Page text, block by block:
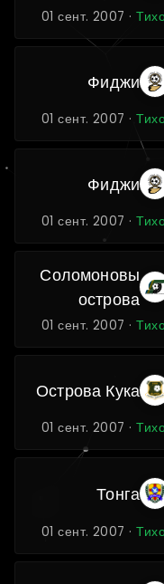
01 сент. 2007 ·
Фиджи
01 сент. 2007 ·
Фиджи
01 сент. 2007 ·
Соломоновы
острова
01 сент. 2007 ·
Острова Кука
01 сент. 2007 ·
Тонга
01 сент. 2007 ·